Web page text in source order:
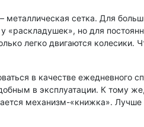
металлическая сетка. Для
но для
легко двигаются
в качестве
в эксплуатации. К тому
механизм-«книжка».